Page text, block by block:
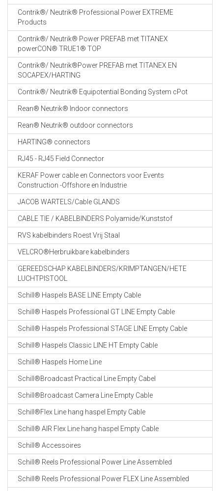
Contrik®/ Neutrik® Professional Power EXTREME
Products
Contrik®/ Neutrik® Power PREFAB met TITANEX
powerCON® TRUE1® TOP
Contrik®/ Neutrik®Power PREFAB met TITANEX EN
SOCAPEX/HARTING
Contrik®/ Neutrik® Equipotential Bonding System cPot
Rean® Neutrik® Indoor connectors
Rean® Neutrik® outdoor connectors
HARTING® connectors
RJ45 - RJ45 Field Connector
KERAF Power cable en Connectors voor Events
Construction -Offshore en Industrie
JACOB WARTELS/Cable GLANDS
CABLE TIE / KABELBINDERS Polyamide/Kunststof
RVS kabelbinders Roest Vrij Staal
VELCRO®Herbruikbare kabelbinders
GEREEDSCHAP KABELBINDERS/KRIMPTANGEN/HETE
LUCHTPISTOOL
Schill® Haspels BASE LINE Empty Cable
Schill® Haspels Professional GT LINE Empty Cable
Schill® Haspels Professional STAGE LINE Empty Cable
Schill® Haspels Classic LINE HT Empty Cable
Schill® Haspels Home Line
Schill®Broadcast Practical Line Empty Cabel
Schill®Broadcast Camera Line Empty Cable
Schill®Flex Line hang haspel Empty Cable
Schill® AIR Flex Line hang haspel Empty Cable
Schill® Accessoires
Schill® Reels Professional Power Line Assembled
Schill® Reels Professional Power FLEX Line Assembled